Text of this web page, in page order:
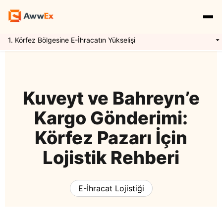
Yurtdışı Kargo
Navlun Yönetimi
E İhracat Lojistiği
Özellikler
Express Kargo
Awwex Nedir ?
Uluslararası Taşımacılık
Mikro İhracat
Kuveyt ve Bahreyn’e
Kargo Gönderimi:
Körfez Pazarı İçin
Lojistik Rehberi
E-İhracat Lojistiği
1. Körfez Bölgesine E-İhracatın Yükselişi